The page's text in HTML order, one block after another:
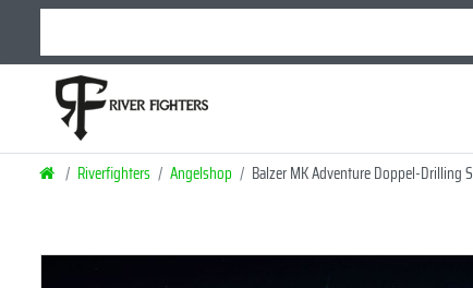
Riverfighters Angelshop Balzer MK Adventure Doppel-Drilling